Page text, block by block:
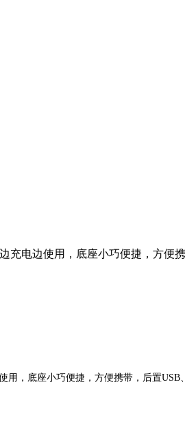
电边使用，底座小巧便捷，方便
用，底座小巧便捷，方便携带，后置